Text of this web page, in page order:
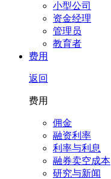
小型公司
资金经理
管理员
教育者
费用
返回
费用
佣金
融资利率
利率与利息
融券卖空成本
研究与新闻